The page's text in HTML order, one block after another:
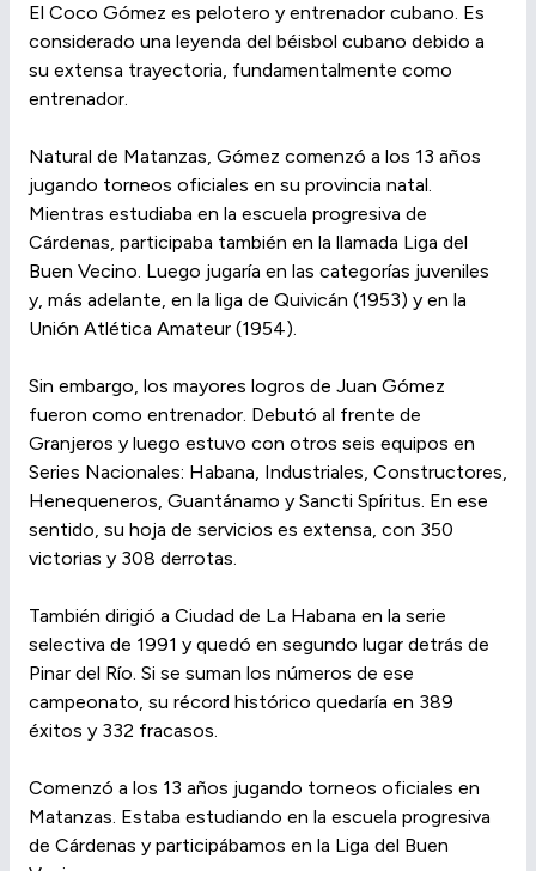
El Coco Gómez es pelotero y entrenador cubano. Es
considerado una leyenda del béisbol cubano debido a
su extensa trayectoria, fundamentalmente como
entrenador.
Natural de Matanzas, Gómez comenzó a los 13 años
jugando torneos oficiales en su provincia natal.
Mientras estudiaba en la escuela progresiva de
Cárdenas, participaba también en la llamada Liga del
Buen Vecino. Luego jugaría en las categorías juveniles
y, más adelante, en la liga de Quivicán (1953) y en la
Unión Atlética Amateur (1954).
Sin embargo, los mayores logros de Juan Gómez
fueron como entrenador. Debutó al frente de
Granjeros y luego estuvo con otros seis equipos en
Series Nacionales: Habana, Industriales, Constructores,
Henequeneros, Guantánamo y Sancti Spíritus. En ese
sentido, su hoja de servicios es extensa, con 350
victorias y 308 derrotas.
También dirigió a Ciudad de La Habana en la serie
selectiva de 1991 y quedó en segundo lugar detrás de
Pinar del Río. Si se suman los números de ese
campeonato, su récord histórico quedaría en 389
éxitos y 332 fracasos.
Comenzó a los 13 años jugando torneos oficiales en
Matanzas. Estaba estudiando en la escuela progresiva
de Cárdenas y participábamos en la Liga del Buen